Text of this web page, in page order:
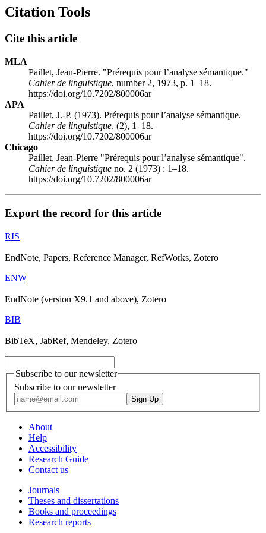
Citation Tools
Cite this article
MLA
Paillet, Jean-Pierre. "Prérequis pour l’analyse sémantique."
Cahier de linguistique, number 2, 1973, p. 1–18.
https://doi.org/10.7202/800006ar
APA
Paillet, J.-P. (1973). Prérequis pour l’analyse sémantique.
Cahier de linguistique, (2), 1–18.
https://doi.org/10.7202/800006ar
Chicago
Paillet, Jean-Pierre "Prérequis pour l’analyse sémantique".
Cahier de linguistique no. 2 (1973) : 1–18.
https://doi.org/10.7202/800006ar
Export the record for this article
RIS
EndNote, Papers, Reference Manager, RefWorks, Zotero
ENW
EndNote (version X9.1 and above), Zotero
BIB
BibTeX, JabRef, Mendeley, Zotero
Subscribe to our newsletter
Subscribe to our newsletter
About
Help
Accessibility
Research Guide
Contact us
Journals
Theses and dissertations
Books and proceedings
Research reports